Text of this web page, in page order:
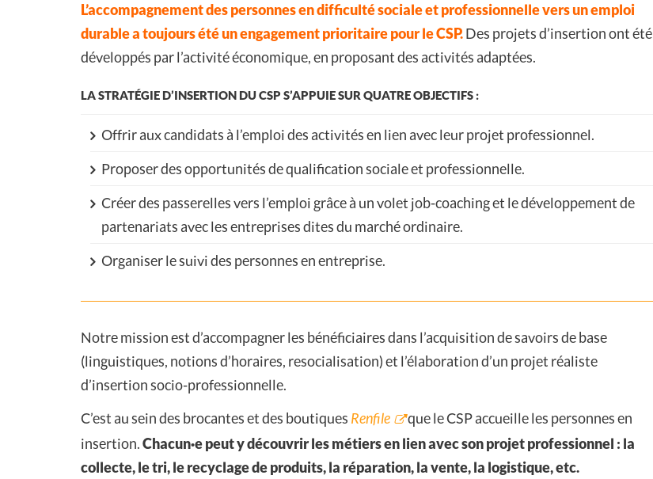
L’accompagnement des personnes en difficulté sociale et professionnelle vers un emploi
durable a toujours été un engagement prioritaire pour le CSP.Des projets d’insertion ont été
développés par l’activité économique, en proposant des activités adaptées.
LA STRATÉGIE D’INSERTION DU CSP S’APPUIE SUR QUATRE OBJECTIFS :
Offrir aux candidats à l’emploi des activités en lien avec leur projet professionnel.
Proposer des opportunités de qualification sociale et professionnelle.
Créer des passerelles vers l’emploi grâce à un volet job-coaching et le développement de
partenariats avec les entreprises dites du marché ordinaire.
Organiser le suivi des personnes en entreprise.
Notre mission est d’accompagner les bénéficiaires dans l’acquisition de savoirs de base
(linguistiques, notions d’horaires, resocialisation) et l’élaboration d’un projet réaliste
d’insertion socio-professionnelle.
C’est au sein des brocantes et des boutiques Renfile
que le CSP accueille les personnes en
insertion.Chacun·e peut y découvrir les métiers en lien avec son projet professionnel : la
collecte, le tri, le recyclage de produits, la réparation, la vente, la logistique, etc.